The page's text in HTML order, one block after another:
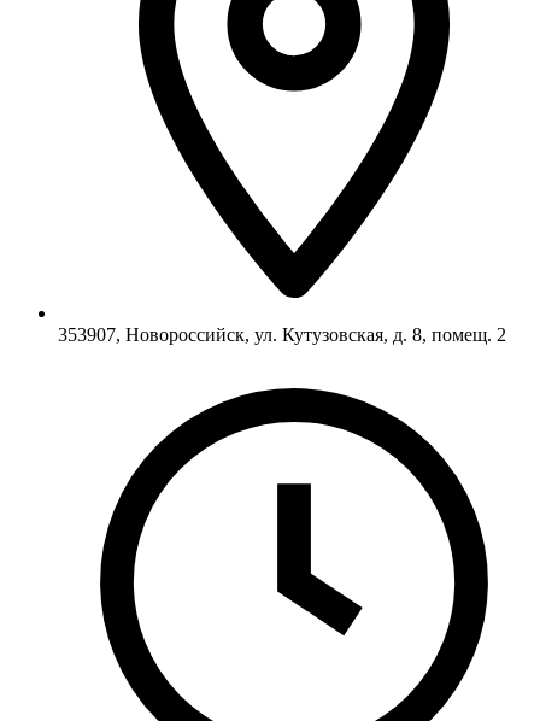
353907, Новороссийск, ул. Кутузовская, д. 8, помещ. 2